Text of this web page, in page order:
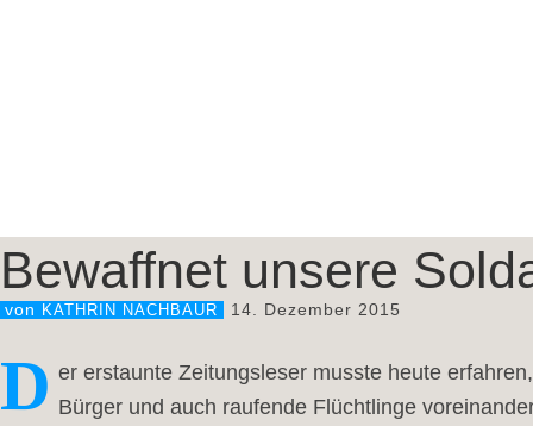
Bewaffnet unsere
von KATHRIN NACHBAUR 14. Dezember 2015
D er erstaunte Zeitungsleser musste heute
Bürger und auch raufende Flüchtlinge